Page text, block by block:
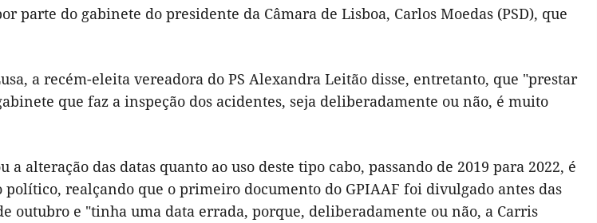
parte do gabinete do presidente da Câmara de Lisboa, Carlos Moedas (PSD), que
a recém-eleita vereadora do PS Alexandra Leitão disse, entretanto, que "prestar
que faz a inspeção dos acidentes, seja deliberadamente ou não, é muito
alteração das datas quanto ao uso deste tipo cabo, passando de 2019 para 2022, é
realçando que o primeiro documento do GPIAAF foi divulgado antes das
outubro e "tinha uma data errada, porque, deliberadamente ou não, a Carris